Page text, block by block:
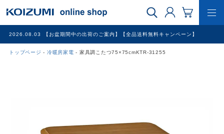
2026.08.03 【お盆期間中の出荷のご案内】【全品送料無料キャンペーン】
トップページ 冷暖房家電 家具調こたつ75×75cmKTR-31255